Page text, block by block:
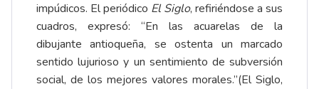
impúdicos. El periódico El Siglo, refiriéndose a sus
cuadros, expresó: “En las acuarelas de la
dibujante antioqueña, se ostenta un marcado
sentido lujurioso y un sentimiento de subversión
social, de los mejores valores morales.”(El Siglo,